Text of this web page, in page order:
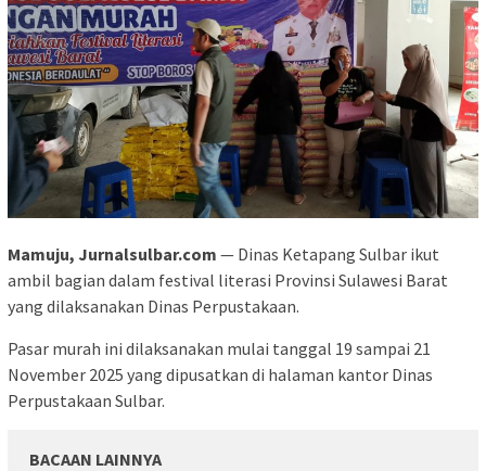
Mamuju, Jurnalsulbar.com — Dinas Ketapang Sulbar ikut
ambil bagian dalam festival literasi Provinsi Sulawesi Barat
yang dilaksanakan Dinas Perpustakaan.
Pasar murah ini dilaksanakan mulai tanggal 19 sampai 21
November 2025 yang dipusatkan di halaman kantor Dinas
Perpustakaan Sulbar.
BACAAN LAINNYA